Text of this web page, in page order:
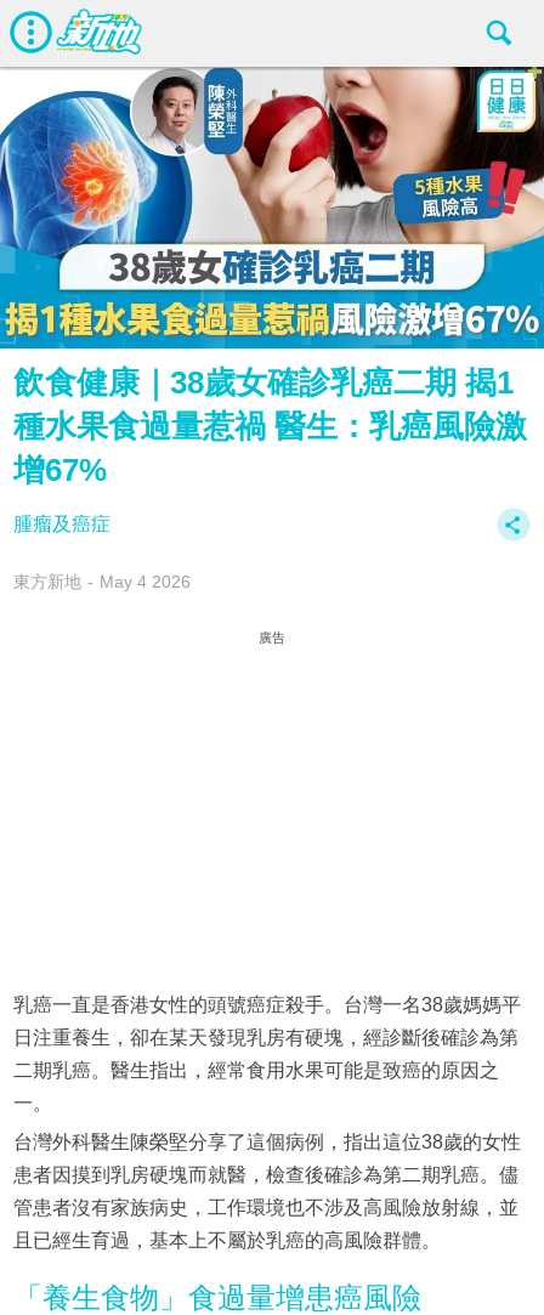
飲食健康｜38歲女確診乳癌二期 揭1
種水果食過量惹禍 醫生：乳癌風險激
增67%
腫瘤及癌症
東方新地 May 4 2026
廣告
乳癌一直是香港女性的頭號癌症殺手。台灣一名38歲媽媽平
日注重養生，卻在某天發現乳房有硬塊，經診斷後確診為第
二期乳癌。醫生指出，經常食用水果可能是致癌的原因之
一。
台灣外科醫生陳榮堅分享了這個病例，指出這位38歲的女性
患者因摸到乳房硬塊而就醫，檢查後確診為第二期乳癌。儘
管患者沒有家族病史，工作環境也不涉及高風險放射線，並
且已經生育過，基本上不屬於乳癌的高風險群體。
「養生食物」食過量增患癌風險